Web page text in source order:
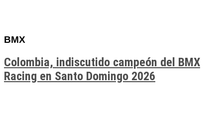
BMX
Colombia, indiscutido campeón del BMX
Racing en Santo Domingo 2026